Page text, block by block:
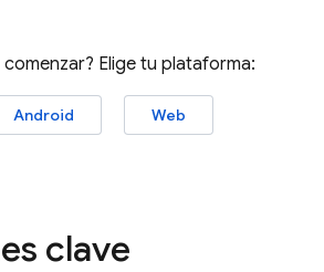
Elige tu plataforma:
Android
Web
clave